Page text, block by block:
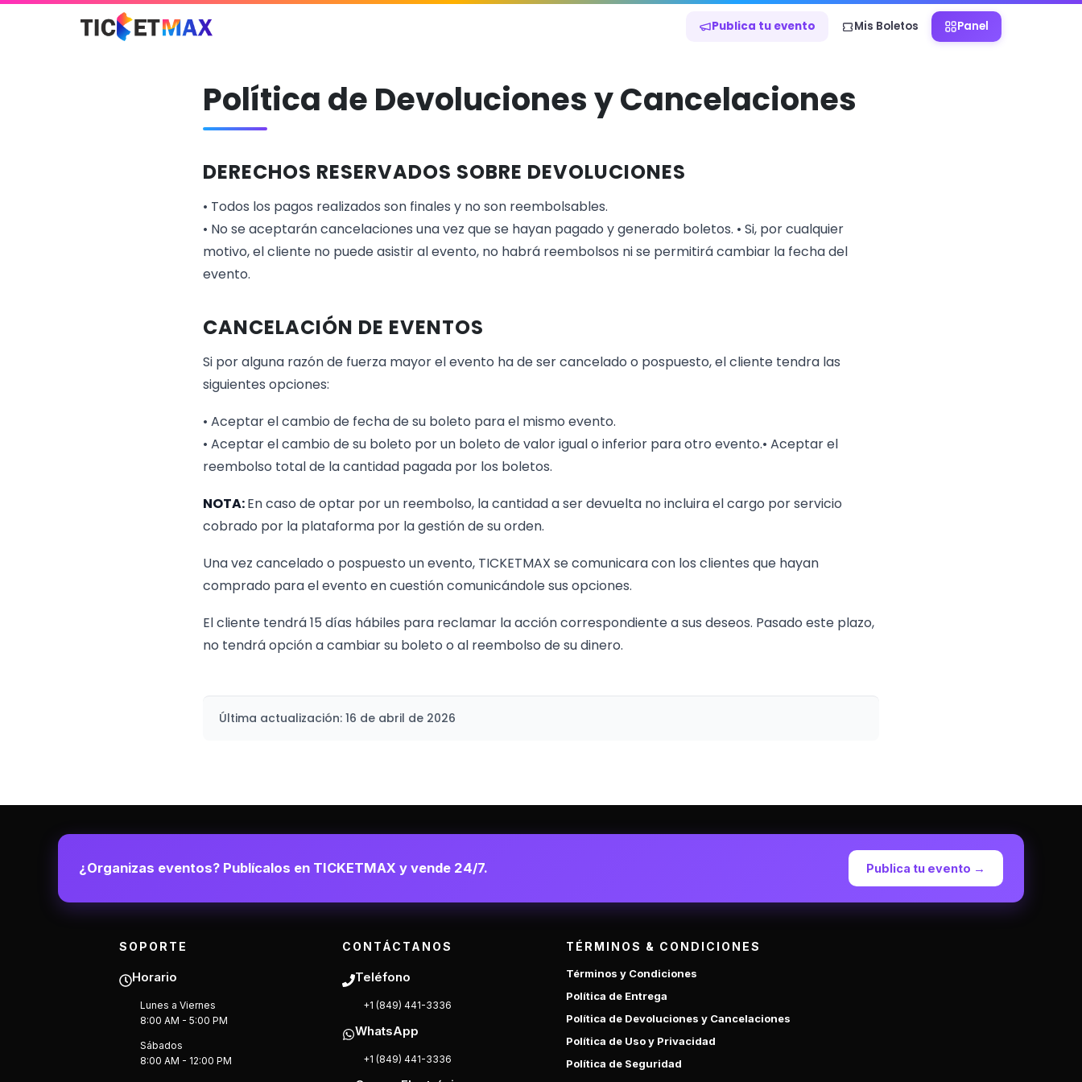
Publica tu evento Mis Boletos Panel
Política de Devoluciones y Cancelaciones
DERECHOS RESERVADOS SOBRE DEVOLUCIONES
• Todos los pagos realizados son finales y no son reembolsables.
• No se aceptarán cancelaciones una vez que se hayan pagado y generado boletos. • Si, por cualquier
motivo, el cliente no puede asistir al evento, no habrá reembolsos ni se permitirá cambiar la fecha del
evento.
CANCELACIÓN DE EVENTOS
Si por alguna razón de fuerza mayor el evento ha de ser cancelado o pospuesto, el cliente tendra las
siguientes opciones:
• Aceptar el cambio de fecha de su boleto para el mismo evento.
• Aceptar el cambio de su boleto por un boleto de valor igual o inferior para otro evento.• Aceptar el
reembolso total de la cantidad pagada por los boletos.
NOTA:En caso de optar por un reembolso, la cantidad a ser devuelta no incluira el cargo por servicio
cobrado por la plataforma por la gestión de su orden.
Una vez cancelado o pospuesto un evento, TICKETMAX se comunicara con los clientes que hayan
comprado para el evento en cuestión comunicándole sus opciones.
El cliente tendrá 15 días hábiles para reclamar la acción correspondiente a sus deseos. Pasado este plazo,
no tendrá opción a cambiar su boleto o al reembolso de su dinero.
Última actualización: 16 de abril de 2026
¿Organizas eventos? Publícalos en TICKETMAX y vende 24/7. Publica tu evento →
SOPORTE
Horario
Lunes a Viernes
8:00 AM - 5:00 PM
Sábados
8:00 AM - 12:00 PM
CONTÁCTANOS
Teléfono
+1 (849) 441-3336
WhatsApp
+1 (849) 441-3336
TÉRMINOS & CONDICIONES
Términos y Condiciones
Política de Entrega
Política de Devoluciones y Cancelaciones
Política de Uso y Privacidad
Política de Seguridad